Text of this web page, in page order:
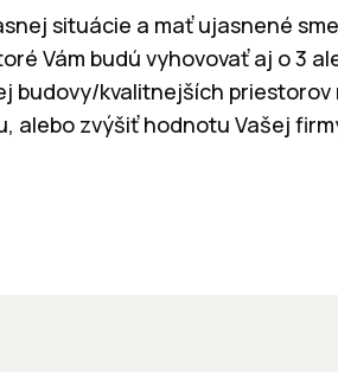
situácie a mať ujasnené
Vám budú vyhovovať aj o 3
budovy/kvalit­nejších priestorov
alebo zvýšiť hodnotu Vašej